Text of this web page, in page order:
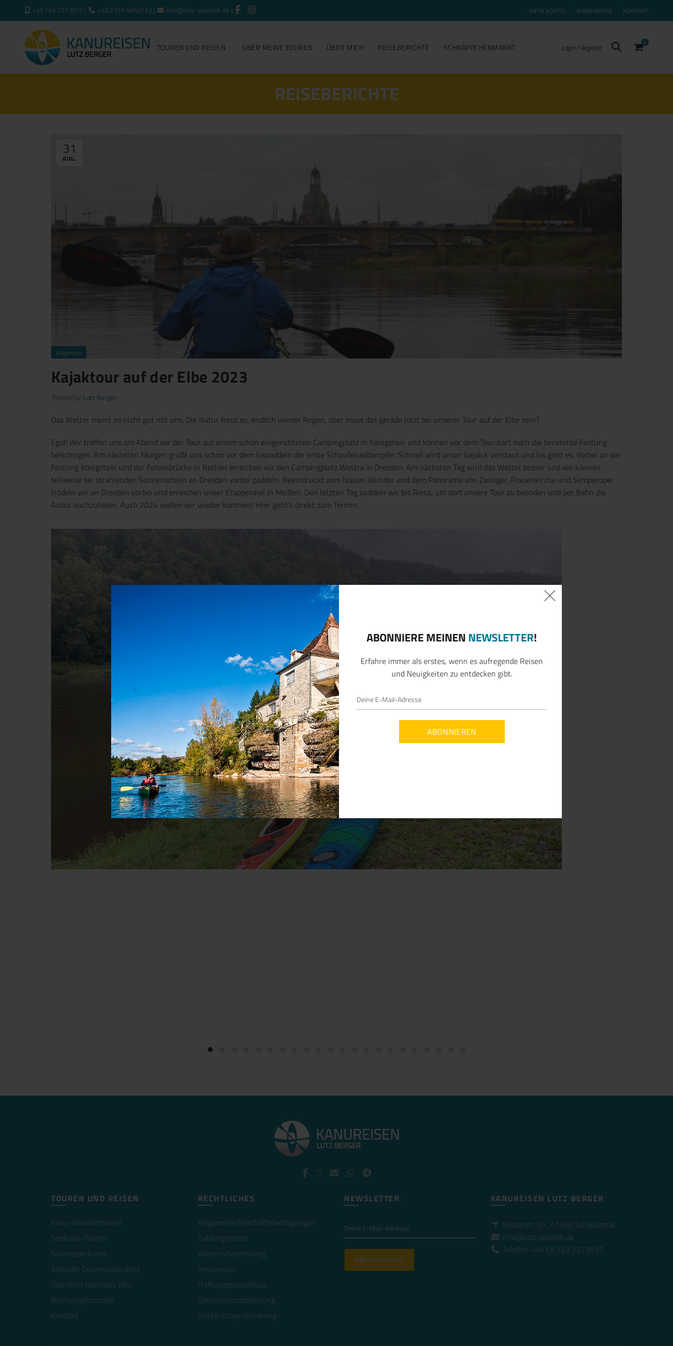
ABONNIERE MEINEN NEWSLETTER!
Erfahre immer als erstes, wenn es aufregende Reisen
und Neuigkeiten zu entdecken gibt.
+49 163 7273017 | +49 2151 4860133 | info@lutz-paddelt.de | MEIN KONTO WARENKORB KONTAKT
TOUREN UND REISEN ÜBER MEINE TOUREN ÜBER MICH REISEBERICHTE SCHNÄPPCHENMARKT Login / Register
0
REISEBERICHTE
31
AUG.
Allgemein
Kajaktour auf der Elbe 2023
Posted by Lutz Berger
Das Wetter meint es nicht gut mit uns. Die Natur freut es, endlich wieder Regen, aber muss das gerade jetzt bei unserer Tour auf der Elbe sein?
Egal! Wir treffen uns am Abend vor der Tour auf einem schön eingerichteten Campingplatz in Königstein und können vor dem Tourstart noch die berühmte Festung
besichtigen. Am nächsten Morgen grüßt uns schon vor dem lospaddeln der erste Schaufelraddampfer. Schnell wird unser Gepäck verstaut und los geht es. Vorbei an der
Festung Königstein und der Felsenbrücke in Rathen erreichen wir den Campingplatz Wostra in Dresden. Am nächsten Tag wird das Wetter besser und wir können
teilweise bei strahlenden Sonnenschein an Dresden vorbei paddeln. Beeindruckt vom blauen Wunder und dem Panorama von Zwinger, Frauenkirche und Semperoper
trödeln wir an Dresden vorbei und erreichen unser Etappenziel in Meißen. Den letzten Tag paddeln wir bis Riesa, um dort unsere Tour zu beenden und per Bahn die
Autos nachzuholen. Auch 2024 wollen wir wieder kommen! Hier geht’s direkt zum Termin.
TOUREN UND REISEN
Kanu-Wandertouren
Seekajak-Touren
Schnupperkurse
Aktuelle Gesamtübersicht
Übersicht nächstes Jahr
Buchungsformular
Kontakt
RECHTLICHES
Allgemeine Geschäftsbedingungen
Zahlungsarten
Widerrufsbelehrung
Impressum
Haftungsausschluss
Datenschutzbelehrung
Rücktrittsversicherung
NEWSLETTER KANUREISEN LUTZ BERGER
Niederstr. 55, 41366 Schwalmtal
info@lutz-paddelt.de
Telefon: +49 (0) 163 7273017